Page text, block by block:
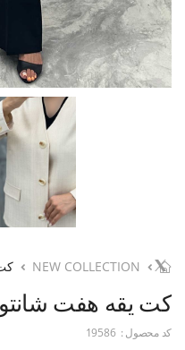
NEW COLLECTION
کت یقه هفت
کد محصول : 19586